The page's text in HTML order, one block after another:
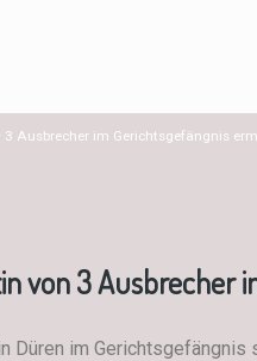
Ausbrecher im Gerichtsgefängnis
von 3 Ausbrecher
Düren im